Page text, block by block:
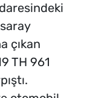
çıkan
TH 961